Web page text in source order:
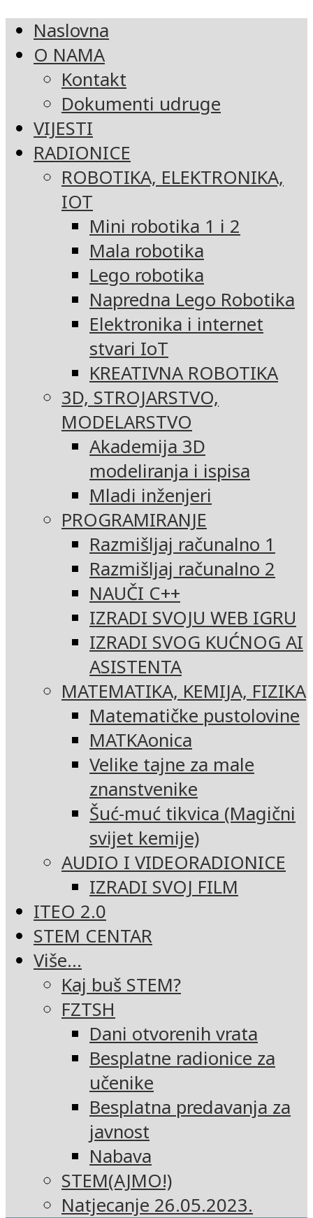
Naslovna
O NAMA
Kontakt
Dokumenti udruge
VIJESTI
RADIONICE
ROBOTIKA, ELEKTRONIKA,
IOT
Mini robotika 1 i 2
Mala robotika
Lego robotika
Napredna Lego Robotika
Elektronika i internet
stvari IoT
KREATIVNA ROBOTIKA
3D, STROJARSTVO,
MODELARSTVO
Akademija 3D
modeliranja i ispisa
Mladi inženjeri
PROGRAMIRANJE
Razmišljaj računalno 1
Razmišljaj računalno 2
NAUČI C++
IZRADI SVOJU WEB IGRU
IZRADI SVOG KUĆNOG AI
ASISTENTA
MATEMATIKA, KEMIJA, FIZIKA
Matematičke pustolovine
MATKAonica
Velike tajne za male
znanstvenike
Šuć-muć tikvica (Magični
svijet kemije)
AUDIO I VIDEORADIONICE
IZRADI SVOJ FILM
ITEO 2.0
STEM CENTAR
Više…
Kaj buš STEM?
FZTSH
Dani otvorenih vrata
Besplatne radionice za
učenike
Besplatna predavanja za
javnost
Nabava
STEM(AJMO!)
Natjecanje 26.05.2023.